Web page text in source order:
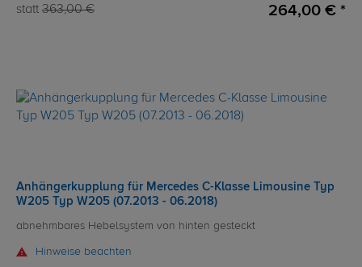
statt 363,00 € 264,00 € *
Anhängerkupplung für Mercedes C-Klasse Limousine Typ
W205 Typ W205 (07.2013 - 06.2018)
abnehmbares Hebelsystem von hinten gesteckt
Hinweise beachten